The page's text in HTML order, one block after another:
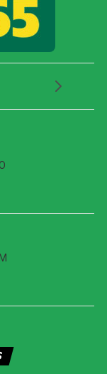
minutos.
a área e bateu
cruzamento
em 2 a 2
Em cobrança
minutos. Samuel